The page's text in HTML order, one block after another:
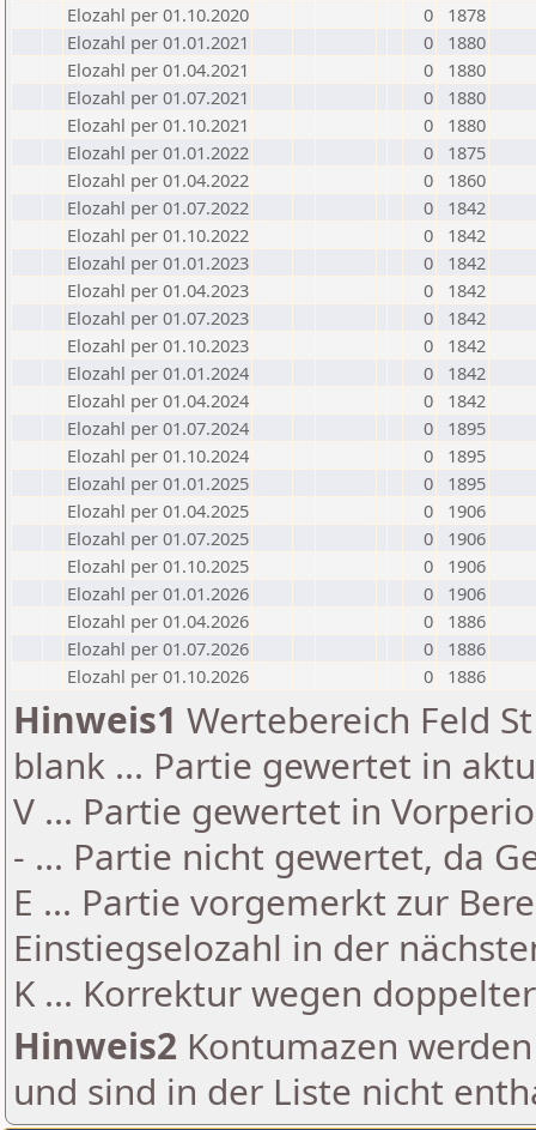
Elozahl per 01.10.2020
0
1878
Elozahl per 01.01.2021
0
1880
Elozahl per 01.04.2021
0
1880
Elozahl per 01.07.2021
0
1880
Elozahl per 01.10.2021
0
1880
Elozahl per 01.01.2022
0
1875
Elozahl per 01.04.2022
0
1860
Elozahl per 01.07.2022
0
1842
Elozahl per 01.10.2022
0
1842
Elozahl per 01.01.2023
0
1842
Elozahl per 01.04.2023
0
1842
Elozahl per 01.07.2023
0
1842
Elozahl per 01.10.2023
0
1842
Elozahl per 01.01.2024
0
1842
Elozahl per 01.04.2024
0
1842
Elozahl per 01.07.2024
0
1895
Elozahl per 01.10.2024
0
1895
Elozahl per 01.01.2025
0
1895
Elozahl per 01.04.2025
0
1906
Elozahl per 01.07.2025
0
1906
Elozahl per 01.10.2025
0
1906
Elozahl per 01.01.2026
0
1906
Elozahl per 01.04.2026
0
1886
Elozahl per 01.07.2026
0
1886
Elozahl per 01.10.2026
0 1886
Hinweis1 Wertebereich Feld
blank ... Partie gewertet in
V ... Partie gewertet in
- ... Partie nicht gewertet, da
E ... Partie vorgemerkt zur
Einstiegselozahl in der
K ... Korrektur wegen
Hinweis2 Kontumazen
und sind in der Liste nicht